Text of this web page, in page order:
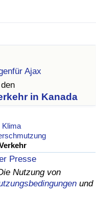
Ajax
in Kanada
Klima
Presse
Nutzung von
und
Land